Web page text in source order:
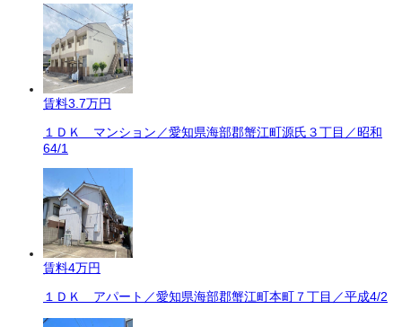
賃料3.7万円
１ＤＫ マンション／愛知県海部郡蟹江町源氏３丁目／昭和
64/1
賃料4万円
１ＤＫ アパート／愛知県海部郡蟹江町本町７丁目／平成4/2